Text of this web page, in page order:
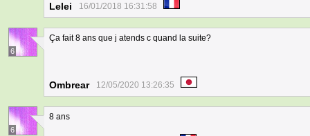
Lelei 16/01/2018 16:31:58
6
Ça fait 8 ans que j atends c quand la suite?
Ombrear 12/05/2020 13:26:35
6
8 ans